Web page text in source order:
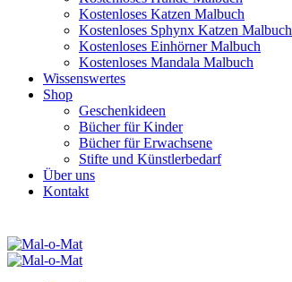
Kostenloses Katzen Malbuch
Kostenloses Sphynx Katzen Malbuch
Kostenloses Einhörner Malbuch
Kostenloses Mandala Malbuch
Wissenswertes
Shop
Geschenkideen
Bücher für Kinder
Bücher für Erwachsene
Stifte und Künstlerbedarf
Über uns
Kontakt